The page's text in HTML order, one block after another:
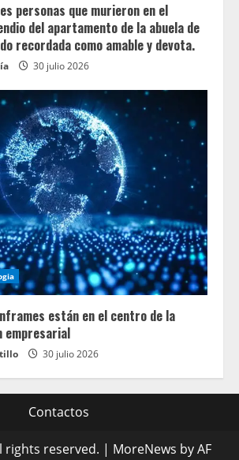
personas que murieron en el
del apartamento de la abuela de
recordada como amable y devota.
30 julio 2026
están en el centro de la
30 julio 2026
Contactos
rights reserved. | MoreNews by AF